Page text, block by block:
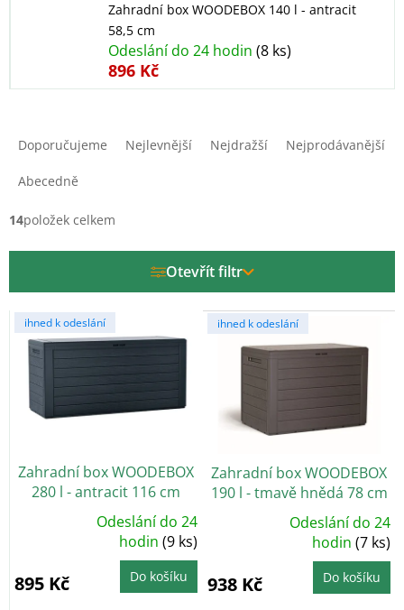
Zahradní box WOODEBOX 140 l - antracit
58,5 cm
Odeslání do 24 hodin (8 ks)
896 Kč
í
k
Doporučujeme Nejlevnější Nejdražší Nejprodávanější
Abecedně
14položek celkem
Otevřít filtr
V
ý
d
ihned k odeslání
Zahradní box WOODEBOX
280 l - antracit 116 cm
4,6
z
5
Odeslání do 24
hodin(9 ks)
895 Kč Do košíku
ihned k odeslání
Zahradní box WOODEBOX
190 l - tmavě hnědá 78 cm
4,9
z
5
Odeslání do 24
hodin(7 ks)
938 Kč Do košíku